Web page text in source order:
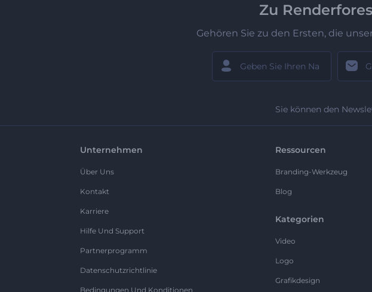
Zu
Gehören Sie zu den Ersten, die
Sie können den
Unternehmen
Über Uns
Kontakt
Karriere
Hilfe Und Support
Partnerprogramm
Datenschutzrichtlinie
Bedingungen Und Konditionen
Ressourcen
Branding-Werkzeug
Blog
Kategorien
Video
Logo
Grafikdesign